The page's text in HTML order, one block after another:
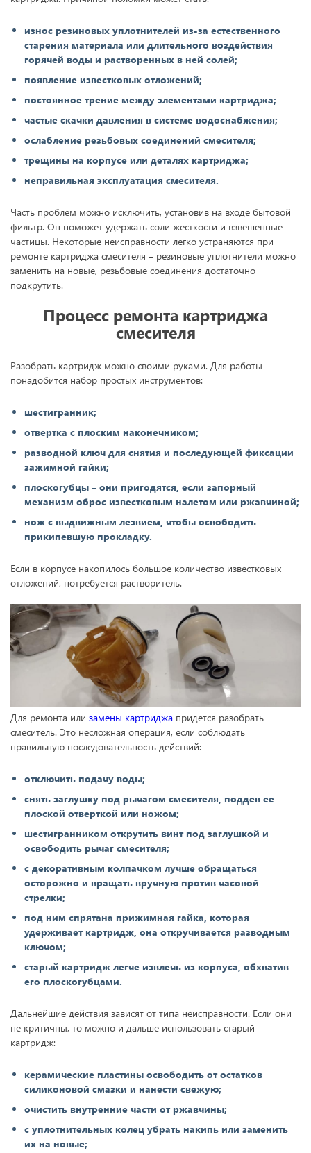
износ резиновых уплотнителей из-за естественного
старения материала или длительного воздействия
горячей воды и растворенных в ней солей;
появление известковых отложений;
постоянное трение между элементами картриджа;
частые скачки давления в системе водоснабжения;
ослабление резьбовых соединений смесителя;
трещины на корпусе или деталях картриджа;
неправильная эксплуатация смесителя.
Часть проблем можно исключить, установив на входе бытовой
фильтр. Он поможет удержать соли жесткости и взвешенные
частицы. Некоторые неисправности легко устраняются при
ремонте картриджа смесителя – резиновые уплотнители можно
заменить на новые, резьбовые соединения достаточно
подкрутить.
Процесс ремонта картриджа
смесителя
Разобрать картридж можно своими руками. Для работы
понадобится набор простых инструментов:
шестигранник;
отвертка с плоским наконечником;
разводной ключ для снятия и последующей фиксации
зажимной гайки;
плоскогубцы – они пригодятся, если запорный
механизм оброс известковым налетом или ржавчиной;
нож с выдвижным лезвием, чтобы освободить
прикипевшую прокладку.
Если в корпусе накопилось большое количество известковых
отложений, потребуется растворитель.
Для ремонта или замены картриджа придется разобрать
смеситель. Это несложная операция, если соблюдать
правильную последовательность действий:
отключить подачу воды;
снять заглушку под рычагом смесителя, поддев ее
плоской отверткой или ножом;
шестигранником открутить винт под заглушкой и
освободить рычаг смесителя;
с декоративным колпачком лучше обращаться
осторожно и вращать вручную против часовой
стрелки;
под ним спрятана прижимная гайка, которая
удерживает картридж, она откручивается разводным
ключом;
старый картридж легче извлечь из корпуса, обхватив
его плоскогубцами.
Дальнейшие действия зависят от типа неисправности. Если они
не критичны, то можно и дальше использовать старый
картридж:
керамические пластины освободить от остатков
силиконовой смазки и нанести свежую;
очистить внутренние части от ржавчины;
с уплотнительных колец убрать накипь или заменить
их на новые;